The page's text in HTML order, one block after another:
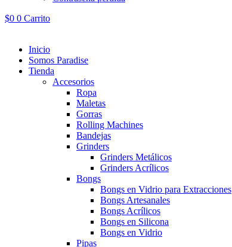
$0 0 Carrito
Inicio
Somos Paradise
Tienda
Accesorios
Ropa
Maletas
Gorras
Rolling Machines
Bandejas
Grinders
Grinders Metálicos
Grinders Acrílicos
Bongs
Bongs en Vidrio para Extracciones
Bongs Artesanales
Bongs Acrílicos
Bongs en Silicona
Bongs en Vidrio
Pipas